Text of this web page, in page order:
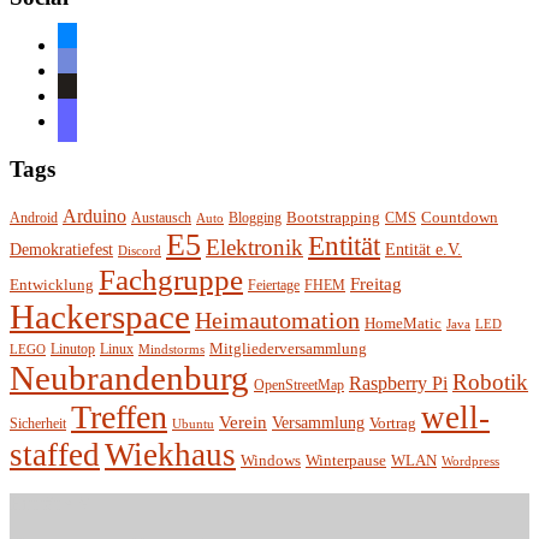
Tags
Android Arduino Austausch Auto Blogging Bootstrapping CMS Countdown
Demokratiefest Discord E5 Elektronik Entität Entität e.V.
Entwicklung Fachgruppe Feiertage FHEM Freitag
Hackerspace Heimautomation HomeMatic Java LED
LEGO Linutop Linux Mindstorms Mitgliederversammlung
Neubrandenburg OpenStreetMap Raspberry Pi Robotik
Sicherheit Treffen Ubuntu Verein Versammlung Vortrag well-
staffed Wiekhaus Windows Winterpause WLAN Wordpress